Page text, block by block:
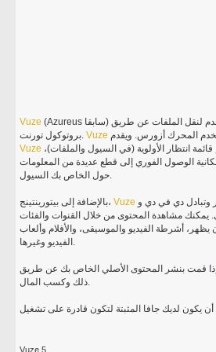
Vuze (Azureus سابقا) عميل تورنت مجانية تستخدم لنقل الملفات عن طريق
بروتوكول تورنت.Vuze المحرك أزورس. ويقدم
Vuze
الوصول الفوري إلى قطع عديدة من المعلومات
حول الخاص بك السيول.
بالإضافة إلى بيتورينتينج،Vuze
يمكنك مشاهدة المحتوى من خلال القنوات والفئات
يظهر، أشرطة الفيديو والموسيقى، والأفلام وألعاب
الفيديو وغيرها.
ذلك وكسب المال.
Vuze 5